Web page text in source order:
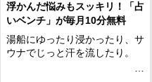
浮かんだ悩みもスッキリ！「占
いベンチ」が毎月10分無料
湯船にゆったり浸かったり、サ
ウナでじっと汗を流したり。